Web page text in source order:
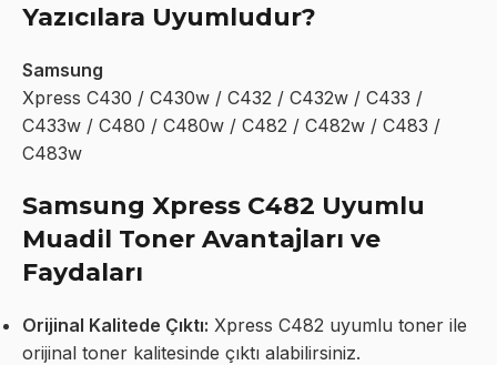
Yazıcılara Uyumludur?
Samsung
Xpress C430 / C430w / C432 / C432w / C433 /
C433w / C480 / C480w / C482 / C482w / C483 /
C483w
Samsung Xpress C482 Uyumlu
Muadil Toner Avantajları ve
Faydaları
Orijinal Kalitede Çıktı: Xpress C482 uyumlu toner ile
orijinal toner kalitesinde çıktı alabilirsiniz.